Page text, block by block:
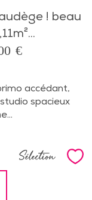
! beau
€
accédant,
spacieux
Sélection